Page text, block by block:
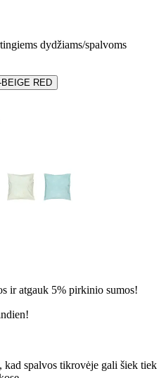
dydžiams/spalvoms
BEIGE RED
ir atgauk 5% pirkinio sumos!
kad spalvos tikrovėje gali šiek tiek